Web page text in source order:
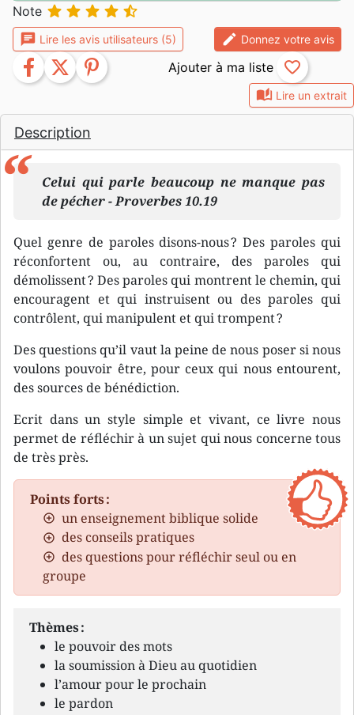
auto_stories Lire un extrait
Description
Celui qui parle beaucoup ne manque pas
de pécher - Proverbes 10.19
Quel genre de paroles disons-nous ? Des paroles qui
réconfortent ou, au contraire, des paroles qui
démolissent ? Des paroles qui montrent le chemin, qui
encouragent et qui instruisent ou des paroles qui
contrôlent, qui manipulent et qui trompent ?
Des questions qu’il vaut la peine de nous poser si nous
voulons pouvoir être, pour ceux qui nous entourent,
des sources de bénédiction.
Ecrit dans un style simple et vivant, ce livre nous
permet de réfléchir à un sujet qui nous concerne tous
de très près.
Points forts :
un enseignement biblique solide
des conseils pratiques
des questions pour réfléchir seul ou en
groupe
Thèmes :
le pouvoir des mots
la soumission à Dieu au quotidien
l’amour pour le prochain
le pardon
Note     
chat Lire les avis utilisateurs (5) edit Donnez votre avis
facebook twitter pinterest favorite_border